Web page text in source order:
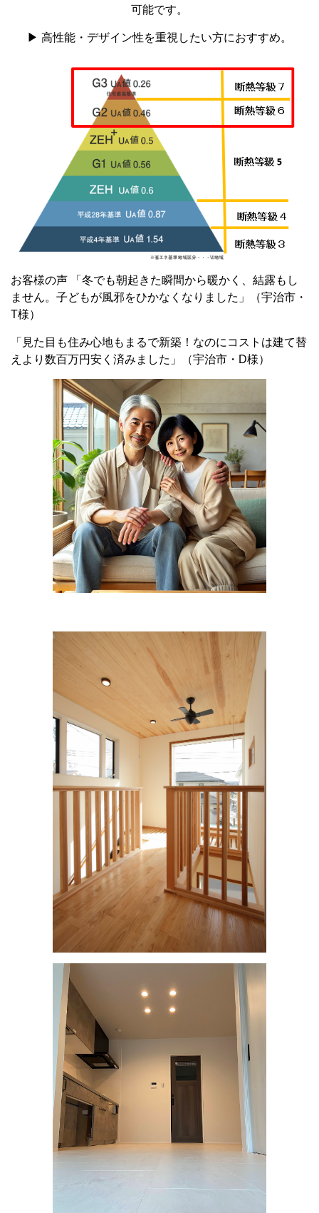
可能です。
▶ 高性能・デザイン性を重視したい方におすすめ。
お客様の声 「冬でも朝起きた瞬間から暖かく、結露もし
ません。子どもが風邪をひかなくなりました」（宇治市・
T様）
「見た目も住み心地もまるで新築！なのにコストは建て替
えより数百万円安く済みました」（宇治市・D様）